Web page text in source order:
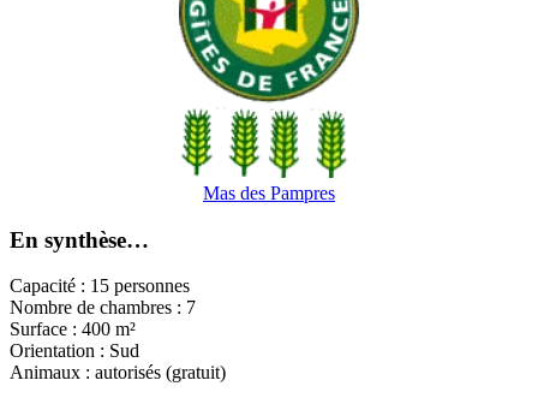
Mas des Pampres
En synthèse…
Capacité : 15 personnes
Nombre de chambres : 7
Surface : 400 m²
Orientation : Sud
Animaux : autorisés (gratuit)